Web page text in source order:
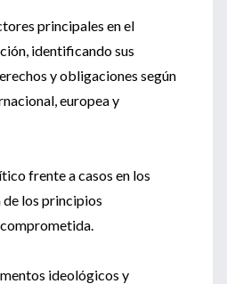
principales en el
identificando sus
y obligaciones según
europea y
frente a casos en los
los principios
ideológicos y